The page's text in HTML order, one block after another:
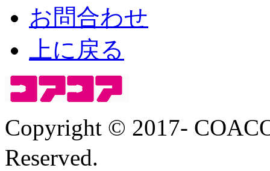
お問合わせ
上に戻る
Copyright © 2017-
Reserved.